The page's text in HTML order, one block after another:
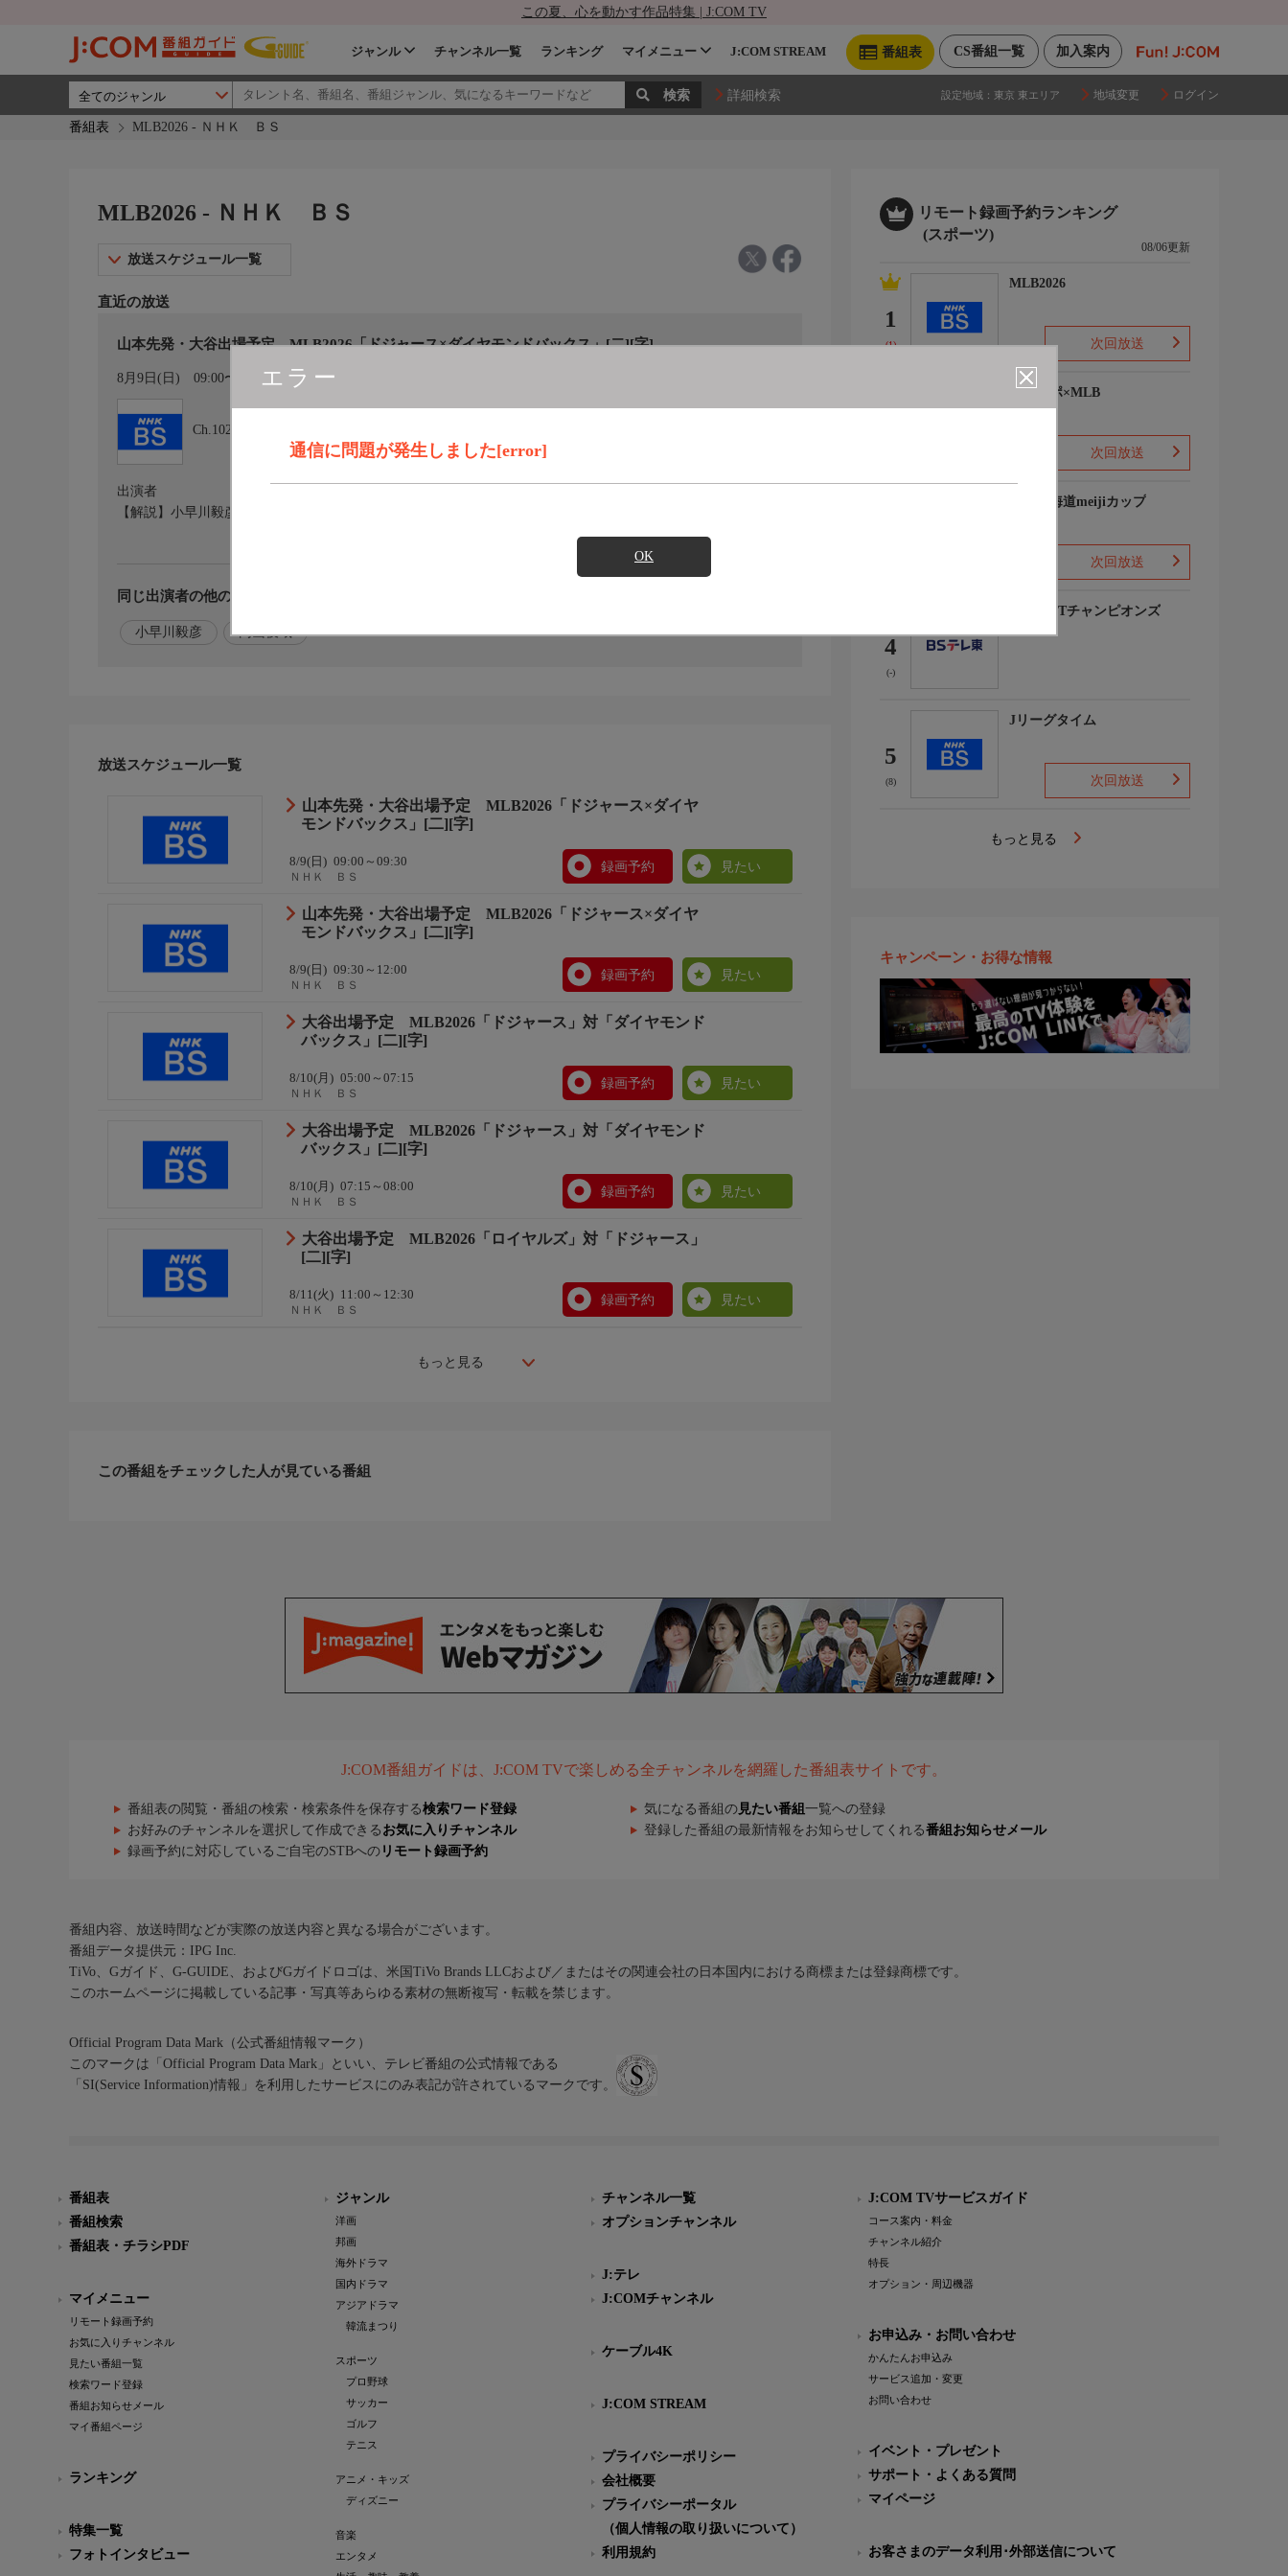
この夏、心を動かす作品特集 | J:COM TV
加入案内
CS番組一覧
番組表
ジャンル チャンネル一覧 ランキング マイメニュー J:COM STREAM
詳細検索 設定地域： 東京 東エリア 地域変更 ログイン
番組表 MLB2026 - ＮＨＫ ＢＳ
エラー
通信に問題が発生しました[error]
OK
MLB2026 - ＮＨＫ ＢＳ
放送スケジュール一覧
直近の放送
山本先発・大谷出場予定 MLB2026「ドジャース×ダイヤモンドバックス」[二][字]
8月9日(日) 09:00〜09:30 カレンダー登録
Ch.102
出演者
【解説】小早川毅彦,【アナウンサー】内山俊哉
同じ出演者の他の番組を探す
小早川毅彦 内山俊哉
放送スケジュール一覧
山本先発・大谷出場予定 MLB2026「ドジャース×ダイヤ
モンドバックス」[二][字]
8/9(日) 09:00～09:30
ＮＨＫ ＢＳ
録画予約 見たい
山本先発・大谷出場予定 MLB2026「ドジャース×ダイヤ
モンドバックス」[二][字]
8/9(日) 09:30～12:00
ＮＨＫ ＢＳ
録画予約 見たい
大谷出場予定 MLB2026「ドジャース」対「ダイヤモンド
バックス」[二][字]
8/10(月) 05:00～07:15
ＮＨＫ ＢＳ
録画予約 見たい
大谷出場予定 MLB2026「ドジャース」対「ダイヤモンド
バックス」[二][字]
8/10(月) 07:15～08:00
ＮＨＫ ＢＳ
録画予約 見たい
大谷出場予定 MLB2026「ロイヤルズ」対「ドジャース」
[二][字]
8/11(火) 11:00～12:30
ＮＨＫ ＢＳ
録画予約 見たい
もっと見る
この番組をチェックした人が見ている番組
リモート録画予約ランキング
(スポーツ)
08/06更新
1
(1)
MLB2026
次回放送
ワースポ×MLB
次回放送
2026北海道meijiカップ
次回放送
4
(-)
卓球WTTチャンピオンズ
5
(8)
Jリーグタイム
次回放送
もっと見る
キャンペーン・お得な情報
J:COM番組ガイドは、J:COM TVで楽しめる全チャンネルを網羅した番組表サイトです。
番組表の閲覧・番組の検索・検索条件を保存する検索ワード登録 気になる番組の 見たい番組 一覧への登録
お好みのチャンネルを選択して作成できる お気に入りチャンネル 登録した番組の最新情報をお知らせしてくれる番組お知らせメール
録画予約に対応しているご自宅のSTBへの リモート録画予約
番組内容、放送時間などが実際の放送内容と異なる場合がございます。
番組データ提供元：IPG Inc.
TiVo、Gガイド、G-GUIDE、およびGガイドロゴは、米国TiVo Brands LLCおよび／またはその関連会社の日本国内における商標または登録商標です。
このホームページに掲載している記事・写真等あらゆる素材の無断複写・転載を禁じます。
Official Program Data Mark（公式番組情報マーク）
このマークは「Official Program Data Mark」といい、テレビ番組の公式情報である
「SI(Service Information)情報」を利用したサービスにのみ表記が許されているマークです。
番組表
番組検索
番組表・チラシPDF
マイメニュー
リモート録画予約
お気に入りチャンネル
見たい番組一覧
検索ワード登録
番組お知らせメール
マイ番組ページ
ランキング
特集一覧
フォトインタビュー
ジャンル
洋画
邦画
海外ドラマ
国内ドラマ
アジアドラマ
韓流まつり
スポーツ
プロ野球
サッカー
ゴルフ
テニス
アニメ・キッズ
ディズニー
音楽
エンタメ
チャンネル一覧
オプションチャンネル
J:テレ
J:COMチャンネル
ケーブル4K
J:COM STREAM
プライバシーポリシー
会社概要
プライバシーポータル
（個人情報の取り扱いについて）
利用規約
J:COM TVサービスガイド
コース案内・料金
チャンネル紹介
特長
オプション・周辺機器
お申込み・お問い合わせ
かんたんお申込み
サービス追加・変更
お問い合わせ
イベント・プレゼント
サポート・よくある質問
マイページ
お客さまのデータ利用･外部送信について